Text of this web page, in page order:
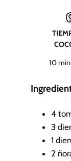
10m
n
o
s
4
3
1
2